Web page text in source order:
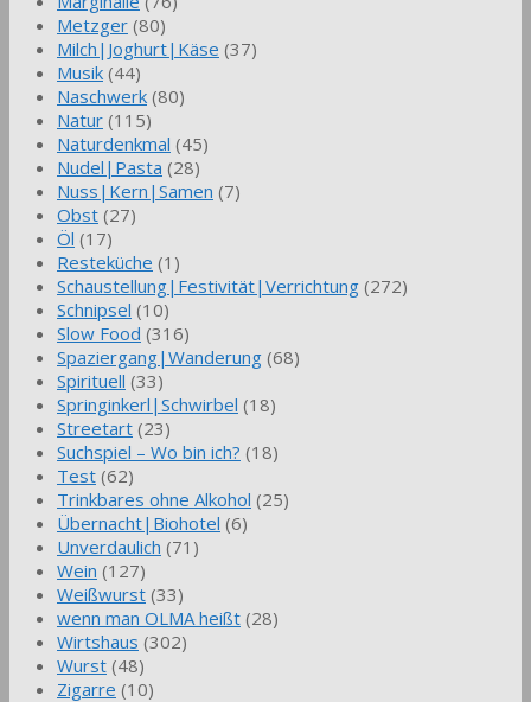
Metzger (80)
Milch|Joghurt|Käse (37)
Musik (44)
Naschwerk (80)
Natur (115)
Naturdenkmal (45)
Nudel|Pasta (28)
Nuss|Kern|Samen (7)
Obst (27)
Öl (17)
Resteküche (1)
Schaustellung|Festivität|Verrichtung (272)
Schnipsel (10)
Slow Food (316)
Spaziergang|Wanderung (68)
Spirituell (33)
Springinkerl|Schwirbel (18)
Streetart (23)
Suchspiel – Wo bin ich? (18)
Test (62)
Trinkbares ohne Alkohol (25)
Übernacht|Biohotel (6)
Unverdaulich (71)
Wein (127)
Weißwurst (33)
wenn man OLMA heißt (28)
Wirtshaus (302)
Wurst (48)
Zigarre (10)